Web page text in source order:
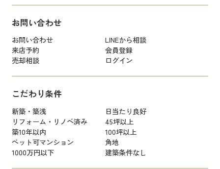
お問い合わせ
お問い合わせ
LINEから相談
来店予約
会員登録
売却相談
ログイン
こだわり条件
新築・築浅
日当たり良好
リフォーム・リノベ済み
45坪以上
築10年以内
100坪以上
ペット可マンション
角地
1000万円以下
建築条件なし